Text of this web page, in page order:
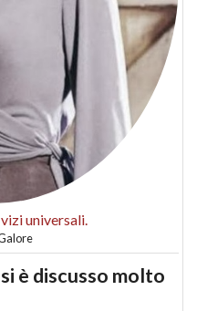
universali.
è discusso molto